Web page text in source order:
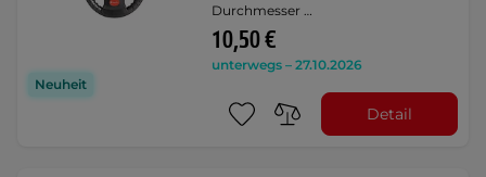
Neuheit
Durchmesser …
10,50 €
unterwegs – 27.10.2026
Detail